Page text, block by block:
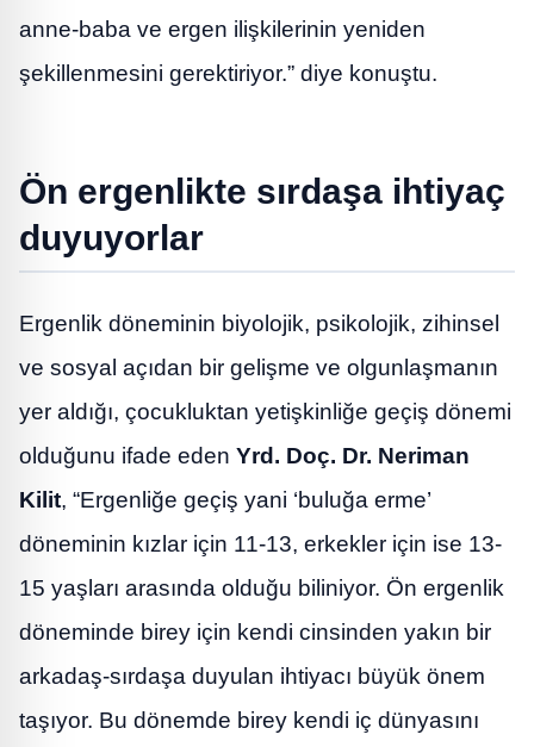
anne-baba ve ergen ilişkilerinin yeniden
şekillenmesini gerektiriyor.” diye konuştu.
Ön ergenlikte sırdaşa ihtiyaç
duyuyorlar
Ergenlik döneminin biyolojik, psikolojik, zihinsel
ve sosyal açıdan bir gelişme ve olgunlaşmanın
yer aldığı, çocukluktan yetişkinliğe geçiş dönemi
olduğunu ifade eden Yrd. Doç. Dr. Neriman
Kilit, “Ergenliğe geçiş yani ‘buluğa erme’
döneminin kızlar için 11-13, erkekler için ise 13-
15 yaşları arasında olduğu biliniyor. Ön ergenlik
döneminde birey için kendi cinsinden yakın bir
arkadaş-sırdaşa duyulan ihtiyacı büyük önem
taşıyor. Bu dönemde birey kendi iç dünyasını